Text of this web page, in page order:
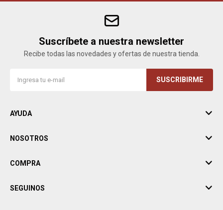
Suscríbete a nuestra newsletter
Recibe todas las novedades y ofertas de nuestra tienda.
SUSCRIBIRME
AYUDA
NOSOTROS
COMPRA
SEGUINOS